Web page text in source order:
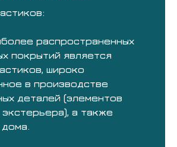
распространенных
покрытий является
широко
в производстве
деталей (элементов
а также